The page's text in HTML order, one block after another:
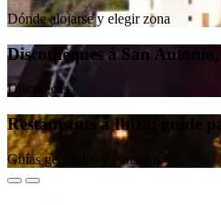
Dónde alojarse y elegir zona
Discothèques à San
Discotecas
Restaurants à Ibiza: guide
Guías generales y consejos